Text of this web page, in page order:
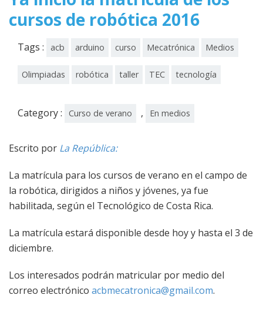
cursos de robótica 2016
Tags : acb arduino curso Mecatrónica Medios
Olimpiadas robótica taller TEC tecnología
Category : Curso de verano , En medios
Escrito por La República:
La matrícula para los cursos de verano en el campo de
la robótica, dirigidos a niños y jóvenes, ya fue
habilitada, según el Tecnológico de Costa Rica.
La matrícula estará disponible desde hoy y hasta el 3 de
diciembre.
Los interesados podrán matricular por medio del
correo electrónico acbmecatronica@gmail.com.